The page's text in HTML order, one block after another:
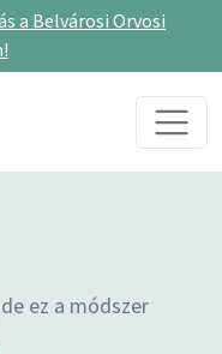
a Belvárosi Orvosi
ez a módszer